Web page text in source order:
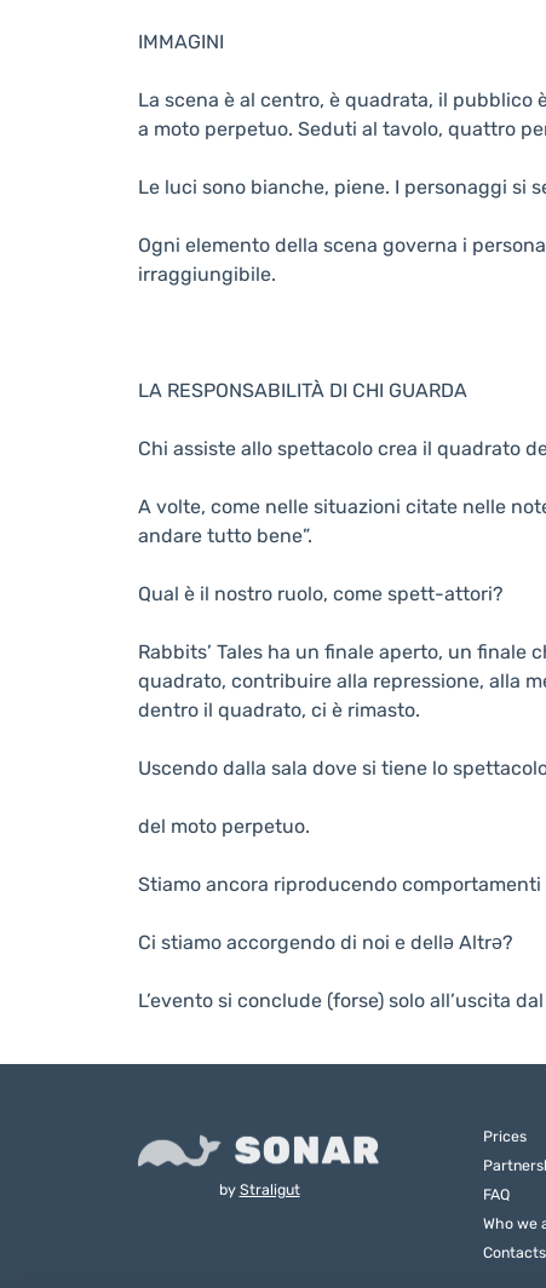
IMMAGINI
La scena è al centro, è quadrata, il pubblico
a moto perpetuo. Seduti al tavolo, quattro
Le luci sono bianche, piene. I personaggi si
Ogni elemento della scena governa i
irraggiungibile.
LA RESPONSABILITÀ DI CHI GUARDA
Chi assiste allo spettacolo crea il quadrato
A volte, come nelle situazioni citate nelle
andare tutto bene”.
Qual è il nostro ruolo, come spett-attori?
Rabbits’ Tales ha un finale aperto, un
quadrato, contribuire alla repressione, alla
dentro il quadrato, ci è rimasto.
Uscendo dalla sala dove si tiene lo
del moto perpetuo.
Stiamo ancora riproducendo comportamenti
Ci stiamo accorgendo di noi e dellə Altrə?
L’evento si conclude (forse) solo all’uscita
by Straligut
Prices
FAQ
Who we
Contacts